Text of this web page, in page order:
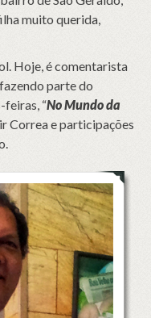
muito querida,
Hoje, é comentarista
parte do
feiras, “No Mundo da
Correa e participações